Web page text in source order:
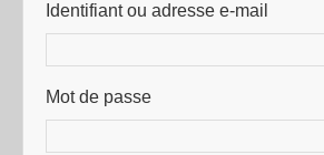
Identifiant ou adresse e-mail
Mot de passe